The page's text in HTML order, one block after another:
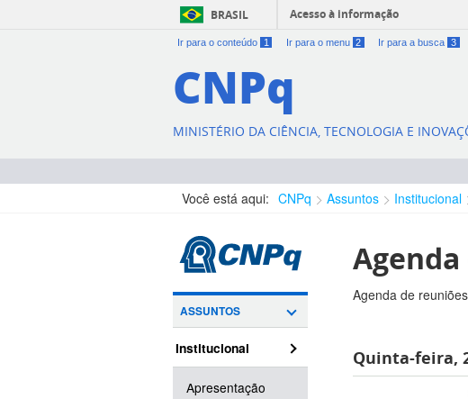
BRASIL Acesso à informação
Ir para o conteúdo 1 Ir para o menu 2 Ir para a busca 3
CNPq
MINISTÉRIO DA CIÊNCIA, TECNOLOGIA E
Você está aqui: CNPq Assuntos Institucional
ASSUNTOS
Institucional
Apresentação
Agenda de
Quinta-feira,